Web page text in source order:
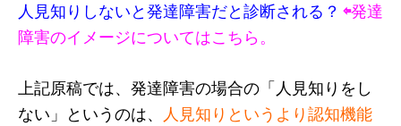
人見知りしないと発達障害だと診断される？ ⇦発達
障害のイメージについてはこちら。
上記原稿では、発達障害の場合の「人見知りをし
ない」というのは、
人見知りというより認知機能